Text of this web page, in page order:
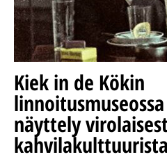
Kiek in de Kökin
näyttely
kahvilakulttuurista